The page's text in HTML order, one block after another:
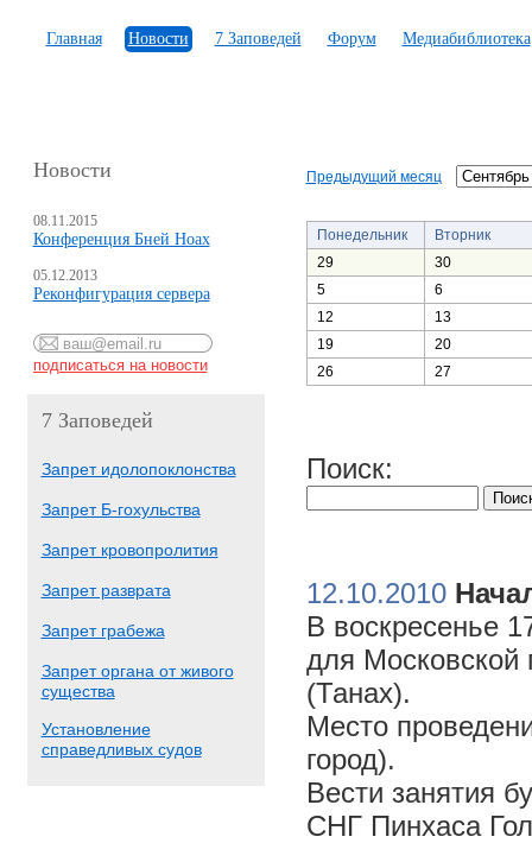
Главная Новости 7 Заповедей Форум Медиабиблиотека
Новости
08.11.2015
Конференция Бней Ноах
05.12.2013
Реконфигурация сервера
7 Заповедей
Запрет идолопоклонства
Запрет Б-гохульства
Запрет кровопролития
Запрет разврата
Запрет грабежа
Запрет органа от живого
существа
Установление
справедливых судов
Предыдущий месяц
Понедельник
Вторник
29
30
5
6
12
13
19
20
26
27
Поиск:
12.10.2010
В воскресенье
для Московской
(Танах).
Место
город).
Вести занятия
СНГ Пинхаса